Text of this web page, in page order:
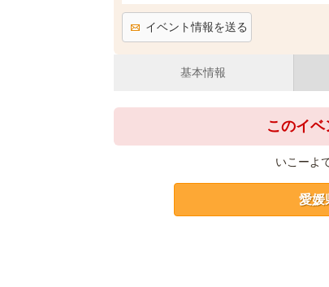
イベント情報を送る
基本情報
このイベ
いこーよ
愛媛